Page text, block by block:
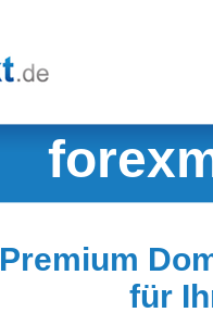
Premium
für